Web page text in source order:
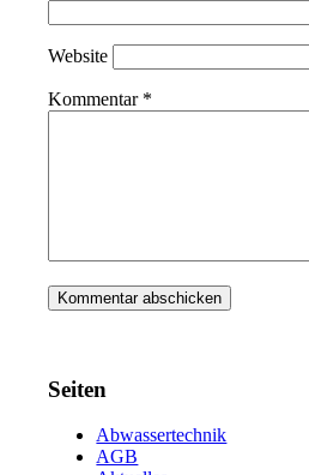
Website
Kommentar *
Seiten
Abwassertechnik
AGB